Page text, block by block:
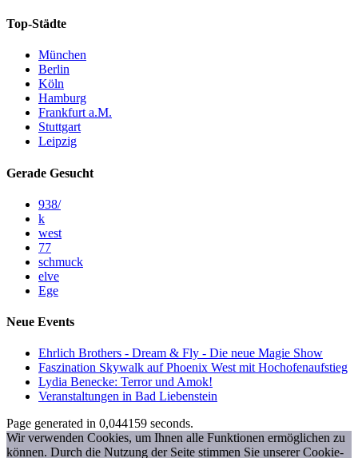
Top-Städte
München
Berlin
Köln
Hamburg
Frankfurt a.M.
Stuttgart
Leipzig
Gerade Gesucht
938/
k
west
77
schmuck
elve
Ege
Neue Events
Ehrlich Brothers - Dream & Fly - Die neue Magie Show
Faszination Skywalk auf Phoenix West mit Hochofenaufstieg
Lydia Benecke: Terror und Amok!
Veranstaltungen in Bad Liebenstein
Page generated in 0,044159 seconds.
Wir verwenden Cookies, um Ihnen alle Funktionen ermöglichen zu
können. Durch die Nutzung der Seite stimmen Sie unserer Cookie-